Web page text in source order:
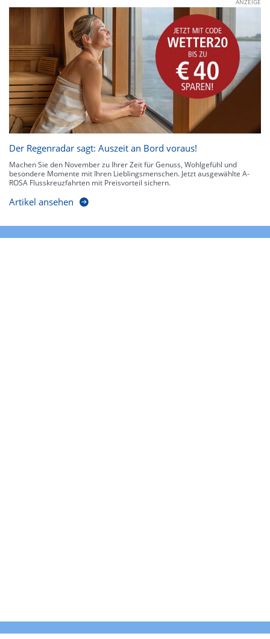
ANZEIGE
Der Regenradar sagt: Auszeit an Bord voraus!
Machen Sie den November zu Ihrer Zeit für Genuss, Wohlgefühl und
besondere Momente mit Ihren Lieblingsmenschen. Jetzt ausgewählte A-
ROSA Flusskreuzfahrten mit Preisvorteil sichern.
Artikel ansehen